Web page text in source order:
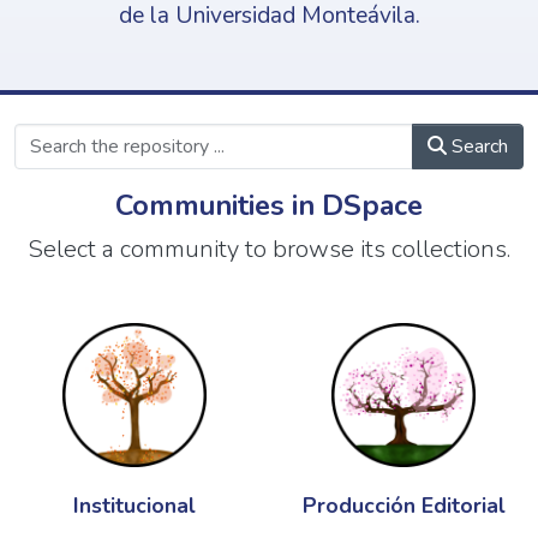
de la Universidad Monteávila.
Search
Communities in DSpace
Select a community to browse its collections.
Institucional Producción Editorial